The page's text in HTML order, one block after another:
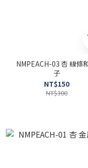
NMPEACH-03 杏 線條
子
NT$150
NT$300